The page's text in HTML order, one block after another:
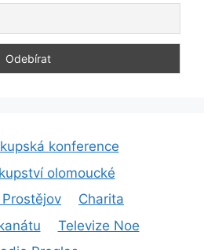
konference
olomoucké
Charita
Televize Noe